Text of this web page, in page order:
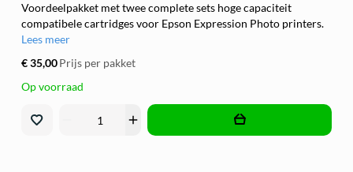
Voordeelpakket met twee complete sets hoge capaciteit
compatibele cartridges voor Epson Expression Photo printers.
Lees meer
€ 35,00Prijs per pakket
Op voorraad
add